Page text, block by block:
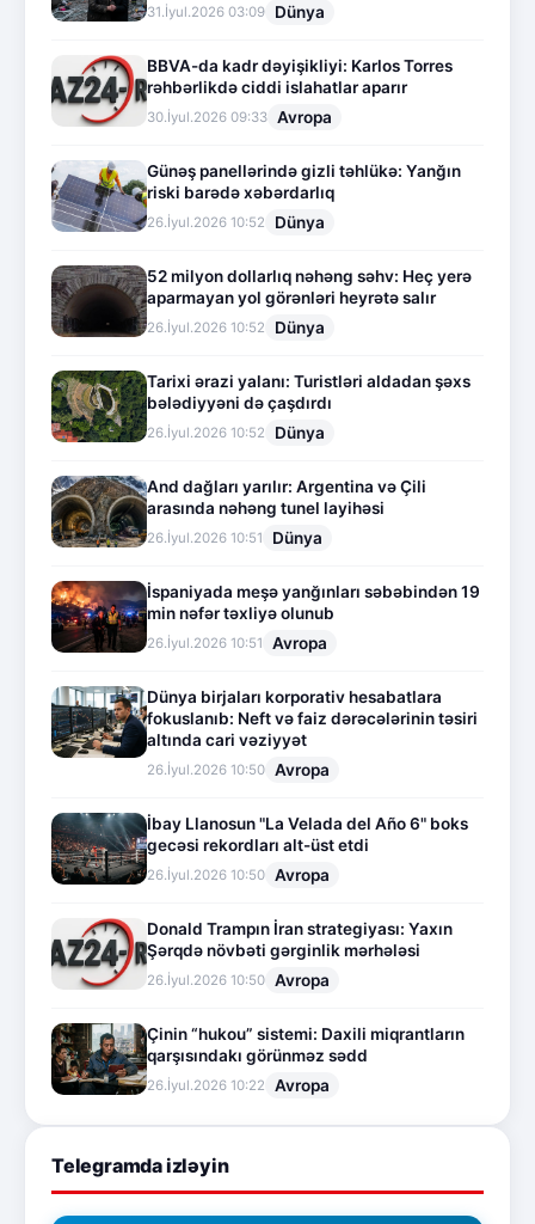
31.İyul.2026 03:09 Dünya
BBVA-da kadr dəyişikliyi: Karlos Torres
rəhbərlikdə ciddi islahatlar aparır
30.İyul.2026 09:33 Avropa
Günəş panellərində gizli təhlükə: Yanğın
riski barədə xəbərdarlıq
26.İyul.2026 10:52 Dünya
52 milyon dollarlıq nəhəng səhv: Heç yerə
aparmayan yol görənləri heyrətə salır
26.İyul.2026 10:52 Dünya
Tarixi ərazi yalanı: Turistləri aldadan şəxs
bələdiyyəni də çaşdırdı
26.İyul.2026 10:52 Dünya
And dağları yarılır: Argentina və Çili
arasında nəhəng tunel layihəsi
26.İyul.2026 10:51 Dünya
İspaniyada meşə yanğınları səbəbindən 19
min nəfər təxliyə olunub
26.İyul.2026 10:51 Avropa
Dünya birjaları korporativ hesabatlara
fokuslanıb: Neft və faiz dərəcələrinin təsiri
altında cari vəziyyət
26.İyul.2026 10:50 Avropa
İbay Llanosun "La Velada del Año 6" boks
gecəsi rekordları alt-üst etdi
26.İyul.2026 10:50 Avropa
Donald Trampın İran strategiyası: Yaxın
Şərqdə növbəti gərginlik mərhələsi
26.İyul.2026 10:50 Avropa
Çinin “hukou” sistemi: Daxili miqrantların
qarşısındakı görünməz sədd
26.İyul.2026 10:22 Avropa
Telegramda izləyin